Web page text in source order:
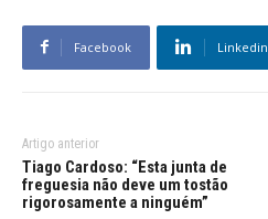
Facebook Linkedin
Artigo anterior
Tiago Cardoso: “Esta junta de
freguesia não deve um tostão
rigorosamente a ninguém”